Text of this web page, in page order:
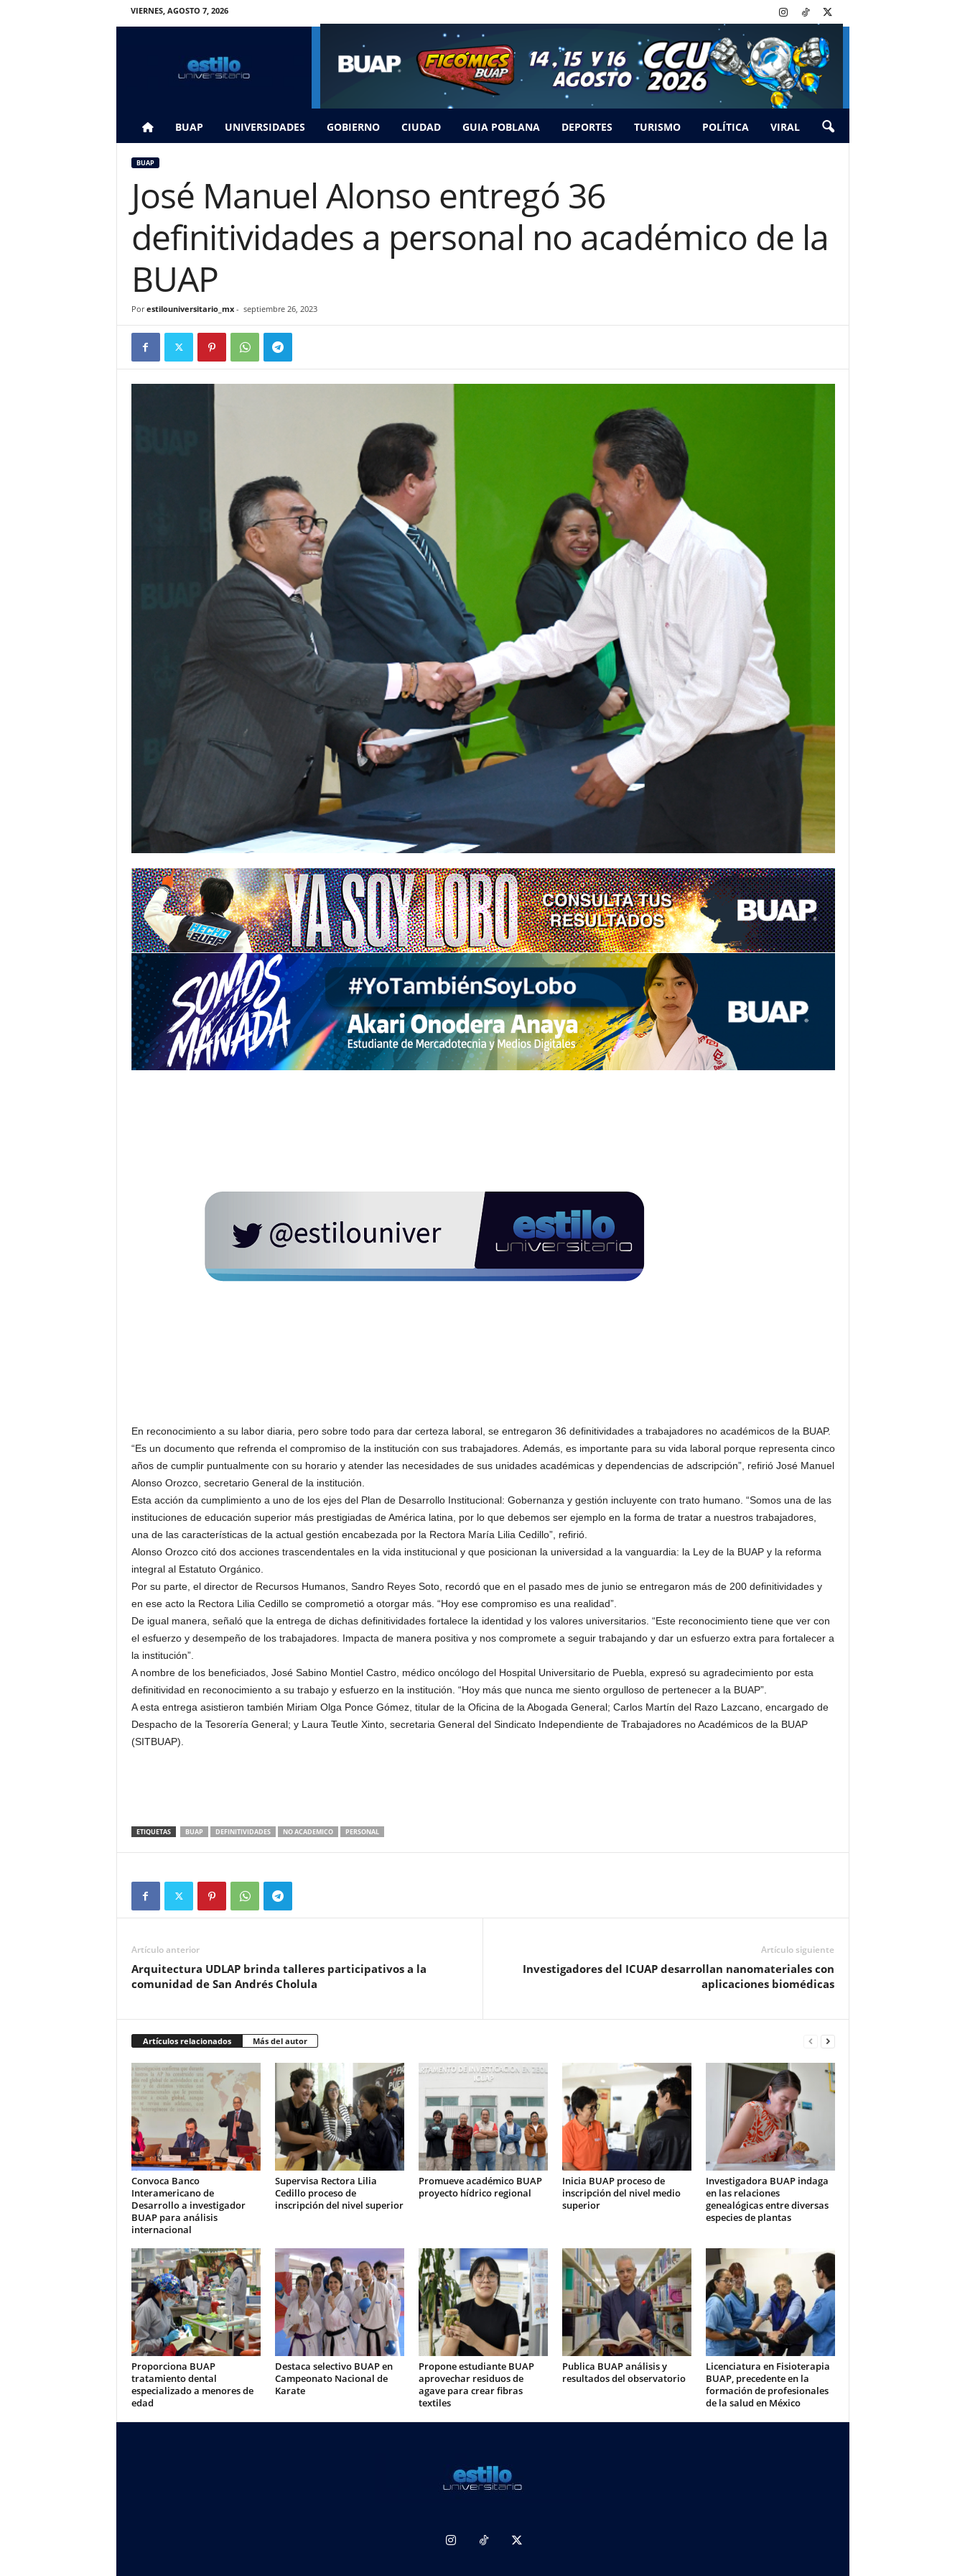
VIERNES, AGOSTO 7, 2026
BUAP UNIVERSIDADES GOBIERNO CIUDAD GUIA POBLANA DEPORTES TURISMO POLÍTICA VIRAL
BUAP
José Manuel Alonso entregó 36
definitividades a personal no académico de la
BUAP
Por estilouniversitario_mx- septiembre 26, 2023
En reconocimiento a su labor diaria, pero sobre todo para dar certeza laboral, se entregaron 36 definitividades a trabajadores no académicos de la BUAP.
“Es un documento que refrenda el compromiso de la institución con sus trabajadores. Además, es importante para su vida laboral porque representa cinco
años de cumplir puntualmente con su horario y atender las necesidades de sus unidades académicas y dependencias de adscripción”, refirió José Manuel
Alonso Orozco, secretario General de la institución.
Esta acción da cumplimiento a uno de los ejes del Plan de Desarrollo Institucional: Gobernanza y gestión incluyente con trato humano. “Somos una de las
instituciones de educación superior más prestigiadas de América latina, por lo que debemos ser ejemplo en la forma de tratar a nuestros trabajadores,
una de las características de la actual gestión encabezada por la Rectora María Lilia Cedillo”, refirió.
Alonso Orozco citó dos acciones trascendentales en la vida institucional y que posicionan la universidad a la vanguardia: la Ley de la BUAP y la reforma
integral al Estatuto Orgánico.
Por su parte, el director de Recursos Humanos, Sandro Reyes Soto, recordó que en el pasado mes de junio se entregaron más de 200 definitividades y
en ese acto la Rectora Lilia Cedillo se comprometió a otorgar más. “Hoy ese compromiso es una realidad”.
De igual manera, señaló que la entrega de dichas definitividades fortalece la identidad y los valores universitarios. “Este reconocimiento tiene que ver con
el esfuerzo y desempeño de los trabajadores. Impacta de manera positiva y nos compromete a seguir trabajando y dar un esfuerzo extra para fortalecer a
la institución”.
A nombre de los beneficiados, José Sabino Montiel Castro, médico oncólogo del Hospital Universitario de Puebla, expresó su agradecimiento por esta
definitividad en reconocimiento a su trabajo y esfuerzo en la institución. “Hoy más que nunca me siento orgulloso de pertenecer a la BUAP”.
A esta entrega asistieron también Miriam Olga Ponce Gómez, titular de la Oficina de la Abogada General; Carlos Martín del Razo Lazcano, encargado de
Despacho de la Tesorería General; y Laura Teutle Xinto, secretaria General del Sindicato Independiente de Trabajadores no Académicos de la BUAP
(SITBUAP).
ETIQUETAS BUAP DEFINITIVIDADES NO ACADEMICO PERSONAL
Artículo anterior
Arquitectura UDLAP brinda talleres participativos a la
comunidad de San Andrés Cholula
Artículo siguiente
Investigadores del ICUAP desarrollan nanomateriales con
aplicaciones biomédicas
Artículos relacionados Más del autor
Convoca Banco
Interamericano de
Desarrollo a investigador
BUAP para análisis
internacional
Supervisa Rectora Lilia
Cedillo proceso de
inscripción del nivel superior
Promueve académico BUAP
proyecto hídrico regional
Inicia BUAP proceso de
inscripción del nivel medio
superior
Investigadora BUAP indaga
en las relaciones
genealógicas entre diversas
especies de plantas
Proporciona BUAP
tratamiento dental
especializado a menores de
edad
Destaca selectivo BUAP en
Campeonato Nacional de
Karate
Propone estudiante BUAP
aprovechar residuos de
agave para crear fibras
textiles
Publica BUAP análisis y
resultados del observatorio
Licenciatura en Fisioterapia
BUAP, precedente en la
formación de profesionales
de la salud en México